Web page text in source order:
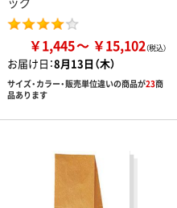
￥1,445 ￥15,102
お届け日：8月13日（木）
サイズ・カラー・販売単位違いの商品が23商
品あります